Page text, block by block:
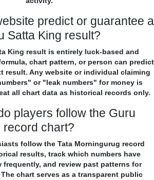
predict or guarantee a
Satta King result?
King result is entirely luck-based and
chart pattern, or person can predict
result. Any website or individual claiming
or "leak numbers" for money is
all chart data as historical records only.
players follow the Guru
record chart?
follow the Tata Morningurug record
results, track which numbers have
frequently, and review past patterns for
chart serves as a transparent public